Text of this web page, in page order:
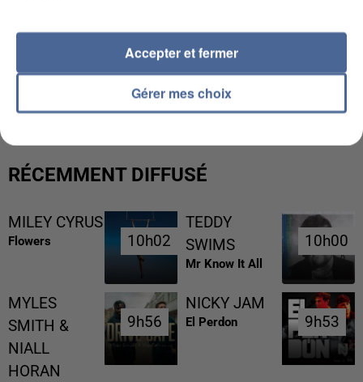
UN SECOND CADRE DE LA DZ MAFIA
INTERPELLÉ EN ALGÉRIE
RÉCEMMENT DIFFUSÉ
MILEY CYRUS
Flowers 10h02
10h02
TEDDY
SWIMS
Mr Know It All
10h00
10h00
MYLES
SMITH &
NIALL
HORAN
9h56
9h56
NICKY JAM
El Perdon 9h53
9h53
Gérer mes choix
Accepter et fermer